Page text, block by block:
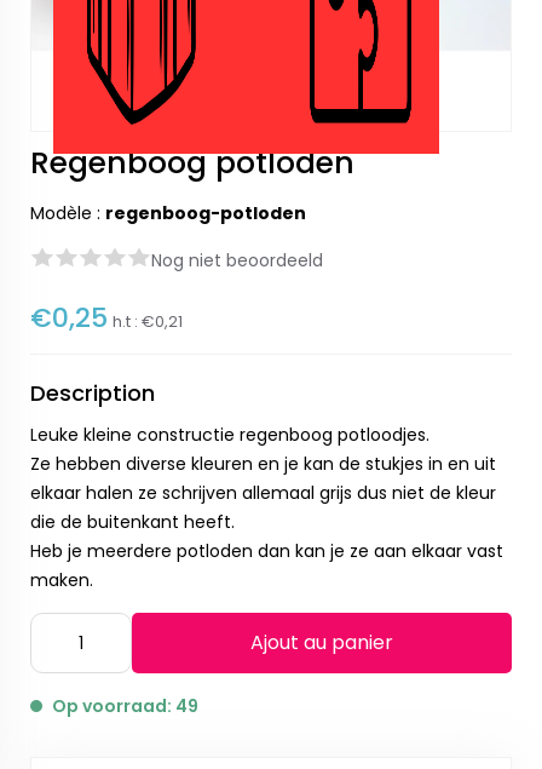
Regenboog potloden
Modèle : regenboog-potloden
Nog niet beoordeeld
€0,25 h.t : €0,21
Description
Leuke kleine constructie regenboog potloodjes.
Ze hebben diverse kleuren en je kan de stukjes in en uit
elkaar halen ze schrijven allemaal grijs dus niet de kleur
die de buitenkant heeft.
Heb je meerdere potloden dan kan je ze aan elkaar vast
maken.
Ajout au panier
Op voorraad: 49